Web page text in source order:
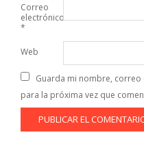
Correo
electrónico
*
Web
Guarda mi nombre,
para la próxima vez que